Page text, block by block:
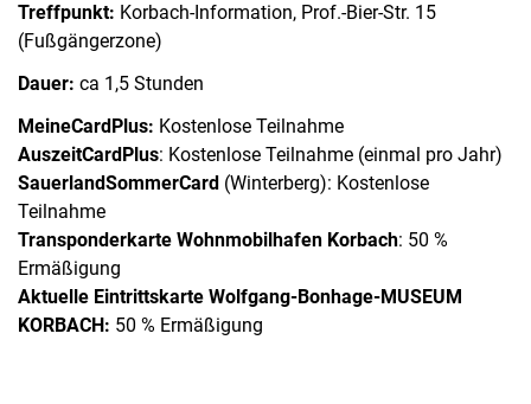
Treffpunkt: Korbach-Information, Prof.-Bier-Str. 15
(Fußgängerzone)
Dauer: ca 1,5 Stunden
MeineCardPlus: Kostenlose Teilnahme
AuszeitCardPlus: Kostenlose Teilnahme (einmal pro Jahr)
SauerlandSommerCard (Winterberg): Kostenlose
Teilnahme
Transponderkarte Wohnmobilhafen Korbach: 50 %
Ermäßigung
Aktuelle Eintrittskarte Wolfgang-Bonhage-MUSEUM
KORBACH: 50 % Ermäßigung